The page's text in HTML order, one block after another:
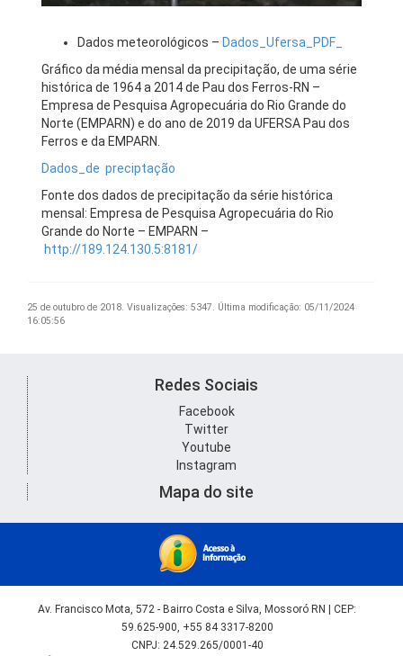
Dados meteorológicos – Dados_Ufersa_PDF_
Gráfico da média mensal da precipitação, de uma série
histórica de 1964 a 2014 de Pau dos Ferros-RN –
Empresa de Pesquisa Agropecuária do Rio Grande do
Norte (EMPARN) e do ano de 2019 da UFERSA Pau dos
Ferros e da EMPARN.
Dados_de preciptação
Fonte dos dados de precipitação da série histórica
mensal: Empresa de Pesquisa Agropecuária do Rio
Grande do Norte – EMPARN –
http://189.124.130.5:8181/
25 de outubro de 2018. Visualizações: 5347. Última modificação: 05/11/2024
16:05:56
Redes Sociais
Facebook
Twitter
Youtube
Instagram
Mapa do site
Av. Francisco Mota, 572 - Bairro Costa e Silva, Mossoró RN | CEP:
59.625-900, +55 84 3317-8200
CNPJ: 24.529.265/0001-40